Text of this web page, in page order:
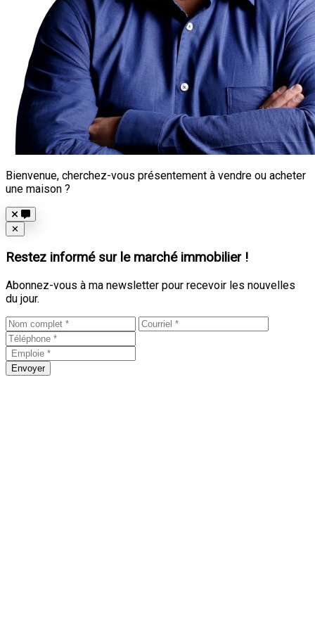
Bienvenue, cherchez-vous présentement à vendre ou acheter
une maison ?
Close
✕
Restez informé sur le marché immobilier !
Abonnez-vous à ma newsletter pour recevoir les nouvelles
du jour.
Envoyer